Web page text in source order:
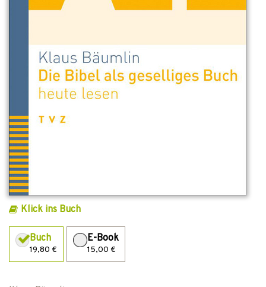
Klick ins Buch
Buch
19,80 €
E-Book
15,00 €